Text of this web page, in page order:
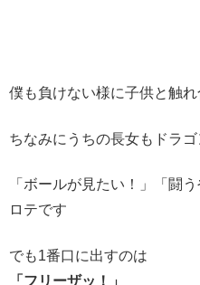
僕も負けない様に子供と触
ちなみにうちの長女もドラ
「ボールが見たい！」「闘
ロテです
でも1番口に出すのは
「フリーザッ！」